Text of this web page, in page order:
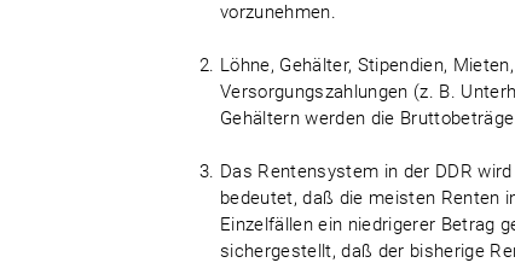
vorzunehmen.
Löhne, Gehälter, Stipendien,
Versorgungszahlungen (z. B.
Gehältern werden die
Das Rentensystem in der DDR
bedeutet, daß die meisten Renten
Einzelfällen ein niedrigerer Betrag
sichergestellt, daß der bisherige